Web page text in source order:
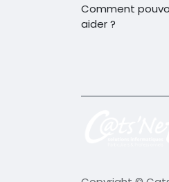
Comment
aider ?